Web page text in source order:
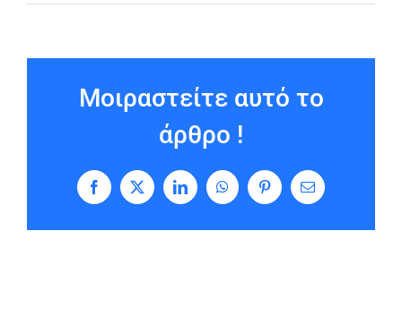
Μοιραστείτε αυτό το
άρθρο !
Facebook
X LinkedInWhatsAppPinterestEmail